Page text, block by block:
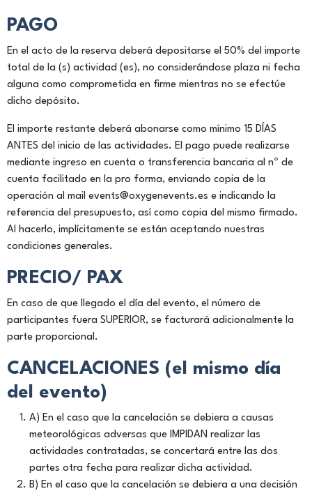
PAGO
En el acto de la reserva deberá depositarse el 50% del importe
total de la (s) actividad (es), no considerándose plaza ni fecha
alguna como comprometida en firme mientras no se efectúe
dicho depósito.
El importe restante deberá abonarse como mínimo 15 DÍAS
ANTES del inicio de las actividades. El pago puede realizarse
mediante ingreso en cuenta o transferencia bancaria al nº de
cuenta facilitado en la pro forma, enviando copia de la
operación al mail events@oxygenevents.es e indicando la
referencia del presupuesto, así como copia del mismo firmado.
Al hacerlo, implícitamente se están aceptando nuestras
condiciones generales.
PRECIO/ PAX
En caso de que llegado el día del evento, el número de
participantes fuera SUPERIOR, se facturará adicionalmente la
parte proporcional.
CANCELACIONES (el mismo día
del evento)
A) En el caso que la cancelación se debiera a causas
meteorológicas adversas que IMPIDAN realizar las
actividades contratadas, se concertará entre las dos
partes otra fecha para realizar dicha actividad.
B) En el caso que la cancelación se debiera a una decisión